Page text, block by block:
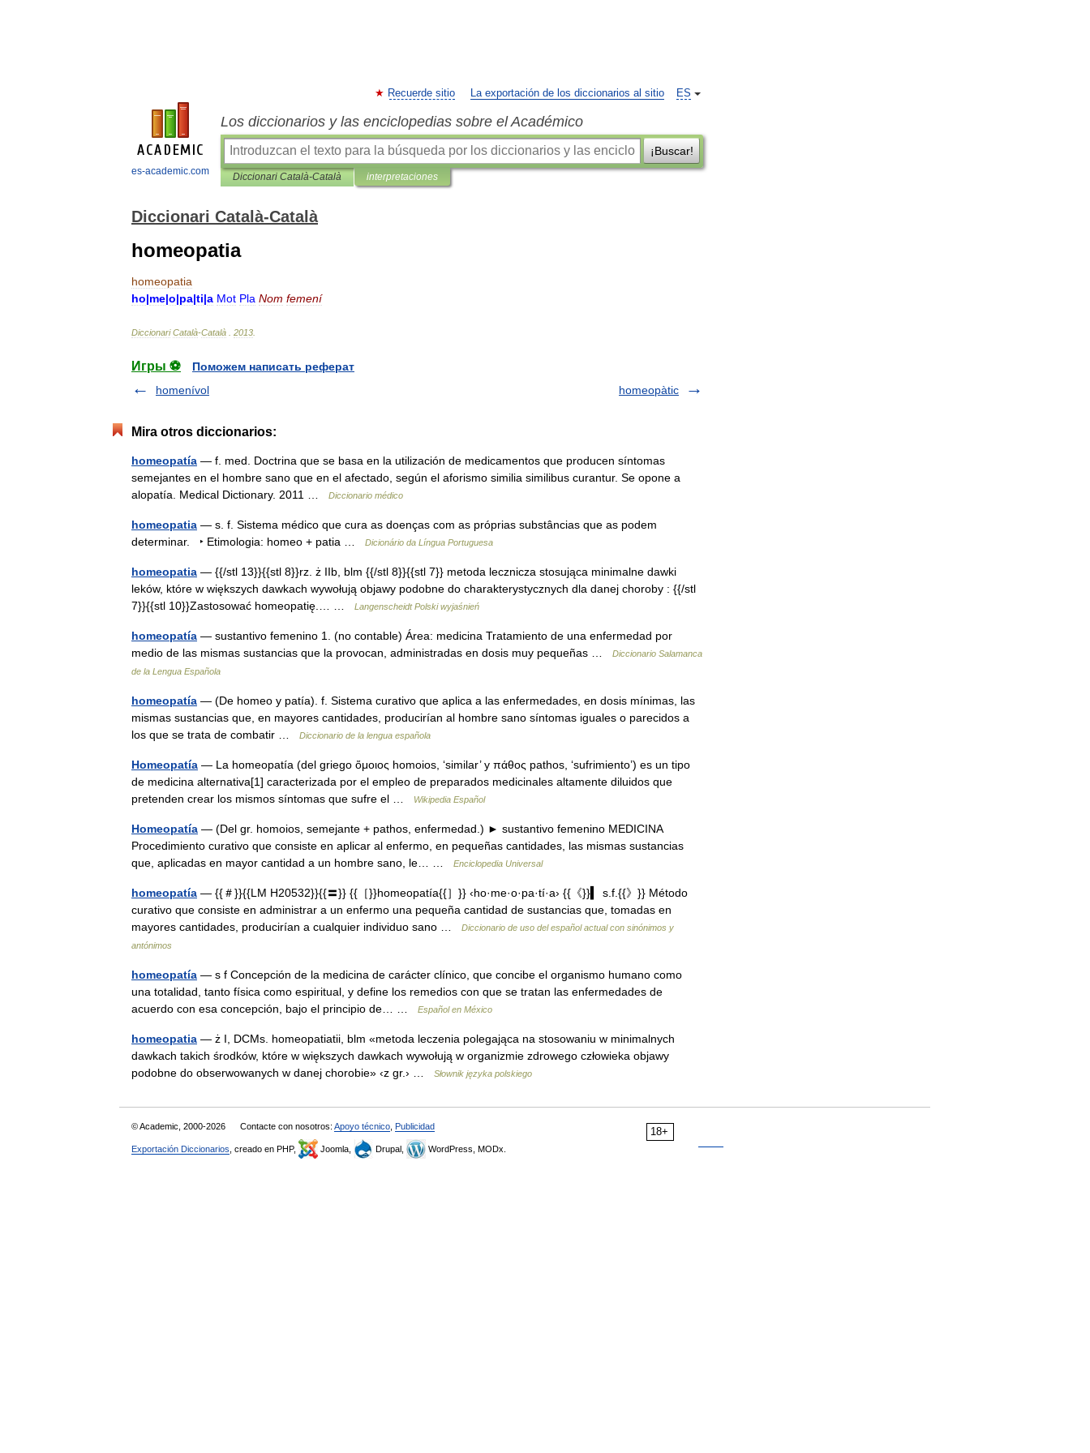
es-academic.com
ES
Recuerde sitio La exportación de los diccionarios al sitio
Los diccionarios y las enciclopedias sobre el Académico
¡Buscar!
Diccionari Català-Català interpretaciones
Diccionari Català-Català
homeopatia
homeopatia
ho|me|o|pa|ti|a Mot Pla Nom femení
Diccionari Català-Català 2013
Игры ⚽
Поможем написать реферат
homenívol
homeopàtic
Mira otros diccionarios:
homeopatía — f. med. Doctrina que se basa en la utilización de medicamentos que producen síntomas
semejantes en el hombre sano que en el afectado, según el aforismo similia similibus curantur. Se opone a
alopatía. Medical Dictionary. 2011 …
Diccionario médico
homeopatia — s. f. Sistema médico que cura as doenças com as próprias substâncias que as podem
determinar. ‣ Etimologia: homeo + patia …
Dicionário da Língua Portuguesa
homeopatia — {{/stl 13}}{{stl 8}}rz. ż IIb, blm {{/stl 8}}{{stl 7}} metoda lecznicza stosująca minimalne dawki
leków, które w większych dawkach wywołują objawy podobne do charakterystycznych dla danej choroby : {{/stl
7}}{{stl 10}}Zastosować homeopatię.… …
Langenscheidt Polski wyjaśnień
homeopatía — sustantivo femenino 1. (no contable) Área: medicina Tratamiento de una enfermedad por
medio de las mismas sustancias que la provocan, administradas en dosis muy pequeñas …
Diccionario Salamanca
de la Lengua Española
homeopatía — (De homeo y patía). f. Sistema curativo que aplica a las enfermedades, en dosis mínimas, las
mismas sustancias que, en mayores cantidades, producirían al hombre sano síntomas iguales o parecidos a
los que se trata de combatir …
Diccionario de la lengua española
Homeopatía — La homeopatía (del griego ὅμοιος homoios, ‘similar’ y πάθος pathos, ‘sufrimiento’) es un tipo
de medicina alternativa[1] caracterizada por el empleo de preparados medicinales altamente diluidos que
pretenden crear los mismos síntomas que sufre el …
Wikipedia Español
Homeopatía — (Del gr. homoios, semejante + pathos, enfermedad.) ► sustantivo femenino MEDICINA
Procedimiento curativo que consiste en aplicar al enfermo, en pequeñas cantidades, las mismas sustancias
que, aplicadas en mayor cantidad a un hombre sano, le… …
Enciclopedia Universal
homeopatía — {{＃}}{{LM H20532}}{{〓}} {{［}}homeopatía{{］}} ‹ho·me·o·pa·tí·a› {{《}}▍ s.f.{{》}} Método
curativo que consiste en administrar a un enfermo una pequeña cantidad de sustancias que, tomadas en
mayores cantidades, producirían a cualquier individuo sano …
Diccionario de uso del español actual con sinónimos y
antónimos
homeopatía — s f Concepción de la medicina de carácter clínico, que concibe el organismo humano como
una totalidad, tanto física como espiritual, y define los remedios con que se tratan las enfermedades de
acuerdo con esa concepción, bajo el principio de… …
Español en México
homeopatia — ż I, DCMs. homeopatiatii, blm «metoda leczenia polegająca na stosowaniu w minimalnych
dawkach takich środków, które w większych dawkach wywołują w organizmie zdrowego człowieka objawy
podobne do obserwowanych w danej chorobie» ‹z gr.› …
Słownik języka polskiego
18+
© Academic, 2000-2026 Contacte con nosotros: Apoyo técnico Publicidad
Exportación Diccionarios , creado en PHP, Joomla, Drupal, WordPress, MODx.